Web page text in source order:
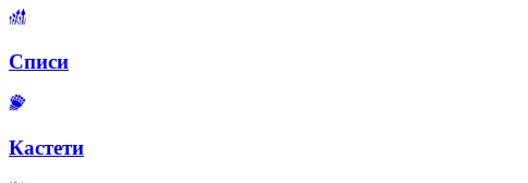
Списи
Кастети